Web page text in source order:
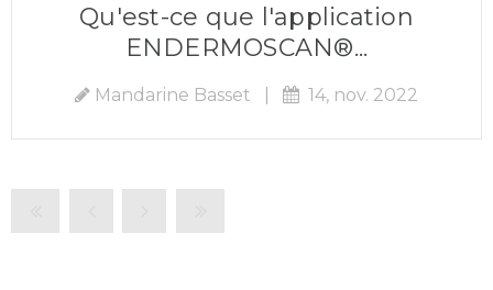
Qu'est-ce que l'application
ENDERMOSCAN®...
Mandarine Basset 14, nov. 2022